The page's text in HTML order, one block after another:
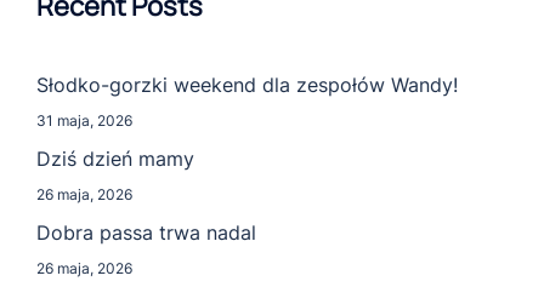
Słodko-gorzki weekend dla zespołów Wandy!
31 maja, 2026
Dziś dzień mamy
26 maja, 2026
Dobra passa trwa nadal
26 maja, 2026